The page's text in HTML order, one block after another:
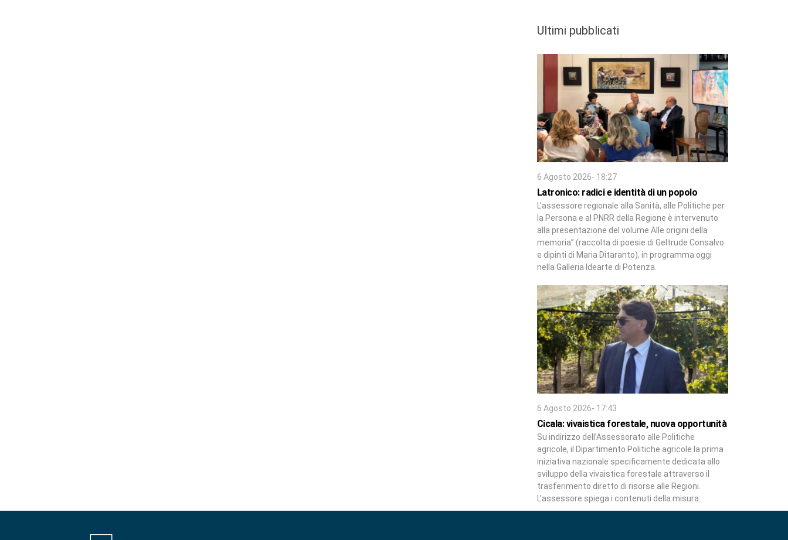
Ultimi pubblicati
6 Agosto 2026- 18:27
Latronico: radici e identità di un popolo
L’assessore regionale alla Sanità, alle Politiche per
la Persona e al PNRR della Regione è intervenuto
alla presentazione del volume Alle origini della
memoria” (raccolta di poesie di Geltrude Consalvo
e dipinti di Maria Ditaranto), in programma oggi
nella Galleria Idearte di Potenza.
6 Agosto 2026- 17:43
Cicala: vivaistica forestale, nuova opportunità
Su indirizzo dell’Assessorato alle Politiche
agricole, il Dipartimento Politiche agricole la prima
iniziativa nazionale specificamente dedicata allo
sviluppo della vivaistica forestale attraverso il
trasferimento diretto di risorse alle Regioni.
L’assessore spiega i contenuti della misura.